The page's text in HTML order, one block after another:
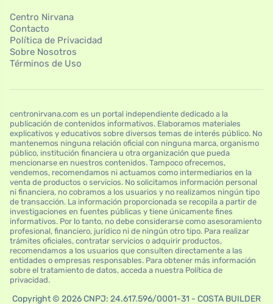
Centro Nirvana
Contacto
Política de Privacidad
Sobre Nosotros
Términos de Uso
centronirvana.com es un portal independiente dedicado a la
publicación de contenidos informativos. Elaboramos materiales
explicativos y educativos sobre diversos temas de interés público. No
mantenemos ninguna relación oficial con ninguna marca, organismo
público, institución financiera u otra organización que pueda
mencionarse en nuestros contenidos. Tampoco ofrecemos,
vendemos, recomendamos ni actuamos como intermediarios en la
venta de productos o servicios. No solicitamos información personal
ni financiera, no cobramos a los usuarios y no realizamos ningún tipo
de transacción. La información proporcionada se recopila a partir de
investigaciones en fuentes públicas y tiene únicamente fines
informativos. Por lo tanto, no debe considerarse como asesoramiento
profesional, financiero, jurídico ni de ningún otro tipo. Para realizar
trámites oficiales, contratar servicios o adquirir productos,
recomendamos a los usuarios que consulten directamente a las
entidades o empresas responsables. Para obtener más información
sobre el tratamiento de datos, acceda a nuestra Política de
privacidad.
Copyright © 2026 CNPJ: 24.617.596/0001-31 - COSTA BUILDER